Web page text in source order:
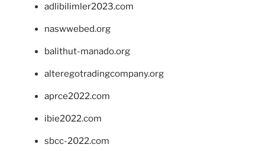
adlibilimler2023.com
naswwebed.org
balithut-manado.org
alteregotradingcompany.org
aprce2022.com
ibie2022.com
sbcc-2022.com